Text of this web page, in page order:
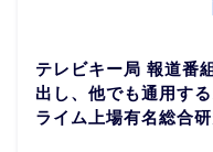
テレビキー局 報道番
出し、他でも通用す
ライム上場有名総合研